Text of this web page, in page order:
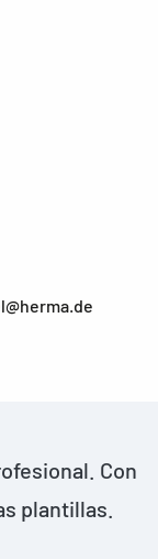
Con
plantillas.